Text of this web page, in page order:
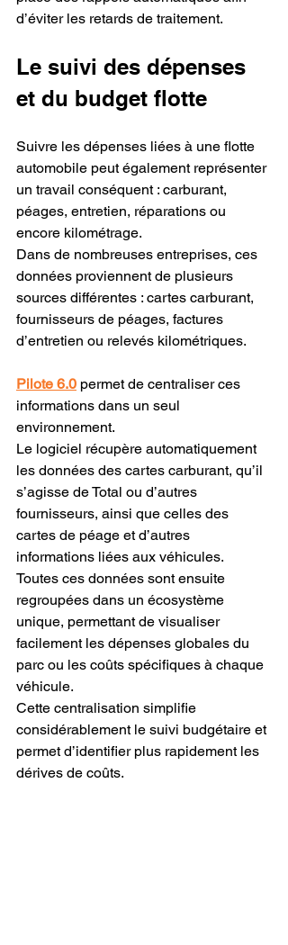
d’éviter les retards de traitement.
Le suivi des dépenses
et du budget flotte
Suivre les dépenses liées à une flotte
automobile peut également représenter
un travail conséquent : carburant,
péages, entretien, réparations ou
encore kilométrage.
Dans de nombreuses entreprises, ces
données proviennent de plusieurs
sources différentes : cartes carburant,
fournisseurs de péages, factures
d’entretien ou relevés kilométriques.
Pilote 6.0 permet de centraliser ces
informations dans un seul
environnement.
Le logiciel récupère automatiquement
les données des cartes carburant, qu’il
s’agisse de Total ou d’autres
fournisseurs, ainsi que celles des
cartes de péage et d’autres
informations liées aux véhicules.
Toutes ces données sont ensuite
regroupées dans un écosystème
unique, permettant de visualiser
facilement les dépenses globales du
parc ou les coûts spécifiques à chaque
véhicule.
Cette centralisation simplifie
considérablement le suivi budgétaire et
permet d’identifier plus rapidement les
dérives de coûts.